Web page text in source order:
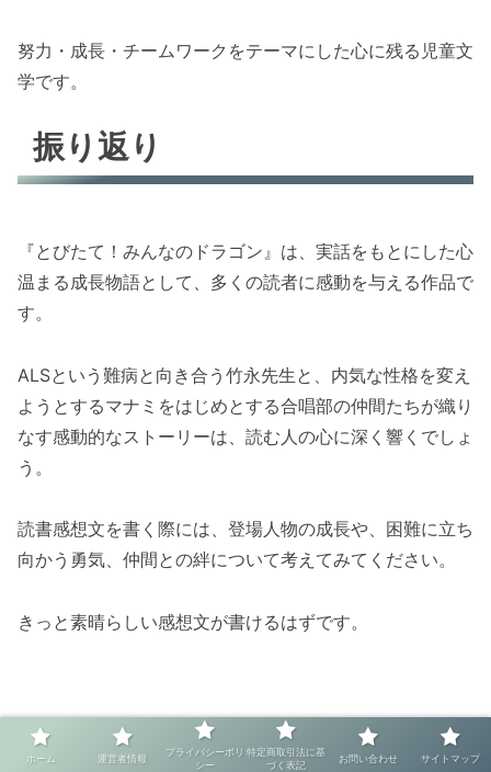
努力・成長・チームワークをテーマにした心に残る児童文
学です。
振り返り
『とびたて！みんなのドラゴン』は、実話をもとにした心
温まる成長物語として、多くの読者に感動を与える作品で
す。
ALSという難病と向き合う竹永先生と、内気な性格を変え
ようとするマナミをはじめとする合唱部の仲間たちが織り
なす感動的なストーリーは、読む人の心に深く響くでしょ
う。
読書感想文を書く際には、登場人物の成長や、困難に立ち
向かう勇気、仲間との絆について考えてみてください。
きっと素晴らしい感想文が書けるはずです。
ホーム 運営者情報
プライバシーポリ
シー
特定商取引法に基
づく表記
お問い合わせ サイトマップ